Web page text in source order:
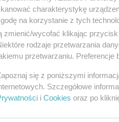
psychopata" - o
Biejat z Lewicy,
Reklama
charakterystykę
na korzystanie z tych
zmienić/wycofać klikając
rodzaje przetwarzania
przetwarzaniu. Preferencje
się z poniższymi
Szczegółowe
i Cookies oraz po